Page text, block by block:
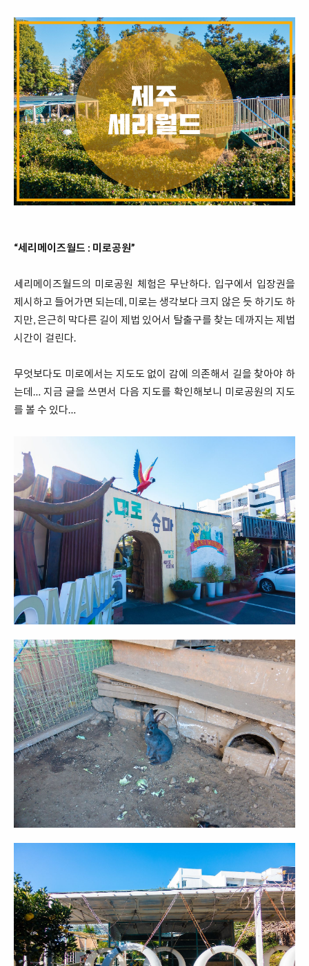
“세리메이즈월드 : 미로공원”
세리메이즈월드의 미로공원 체험은 무난하다. 입구에서 입장권을
제시하고 들어가면 되는데, 미로는 생각보다 크지 않은 듯 하기도 하
지만, 은근히 막다른 길이 제법 있어서 탈출구를 찾는 데까지는 제법
시간이 걸린다.
무엇보다도 미로에서는 지도도 없이 감에 의존해서 길을 찾아야 하
는데… 지금 글을 쓰면서 다음 지도를 확인해보니 미로공원의 지도
를 볼 수 있다…